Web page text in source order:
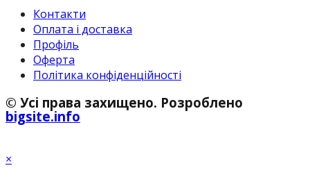
Контакти
Оплата і доставка
Профіль
Оферта
Політика конфіденційності
© Усі права захищено. Розроблено
bigsite.info
×